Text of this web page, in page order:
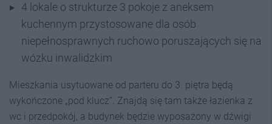
4 lokale o strukturze 3 pokoje z aneksem
kuchennym przystosowane dla osób
niepełnosprawnych ruchowo poruszających się na
wózku inwalidzkim
Mieszkania usytuowane od parteru do 3. piętra będą
wykończone „pod klucz”. Znajdą się tam także łazienka z
wc i przedpokój, a budynek będzie wyposażony w dźwigi